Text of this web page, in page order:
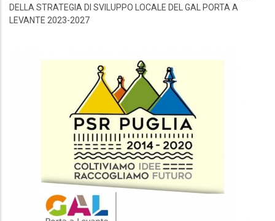
DELLA STRATEGIA DI SVILUPPO LOCALE DEL GAL PORTA A
LEVANTE 2023-2027